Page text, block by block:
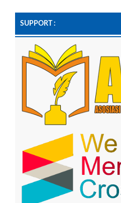
SUPPORT :